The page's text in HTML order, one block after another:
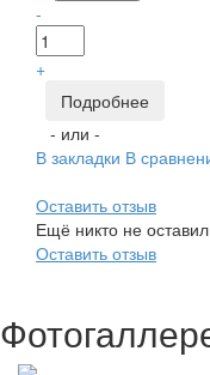
-
+
Подробнее
- или -
В закладки В
Оставить отзыв
Ещё никто не
Оставить отзыв